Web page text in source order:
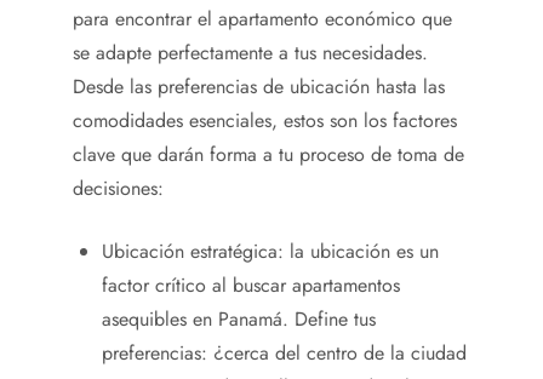
para encontrar el apartamento económico que
se adapte perfectamente a tus necesidades.
Desde las preferencias de ubicación hasta las
comodidades esenciales, estos son los factores
clave que darán forma a tu proceso de toma de
decisiones:
Ubicación estratégica: la ubicación es un
factor crítico al buscar apartamentos
asequibles en Panamá. Define tus
preferencias: ¿cerca del centro de la ciudad